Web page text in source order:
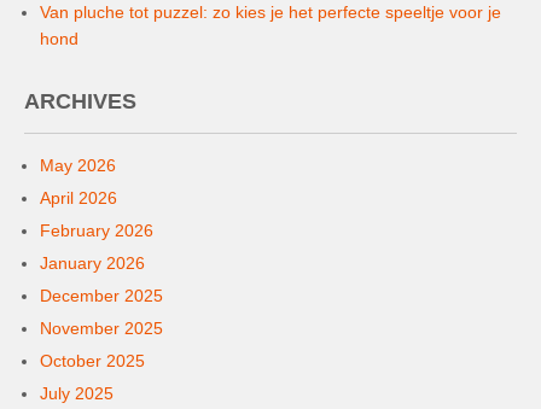
Van pluche tot puzzel: zo kies je het perfecte speeltje voor je
hond
ARCHIVES
May 2026
April 2026
February 2026
January 2026
December 2025
November 2025
October 2025
July 2025